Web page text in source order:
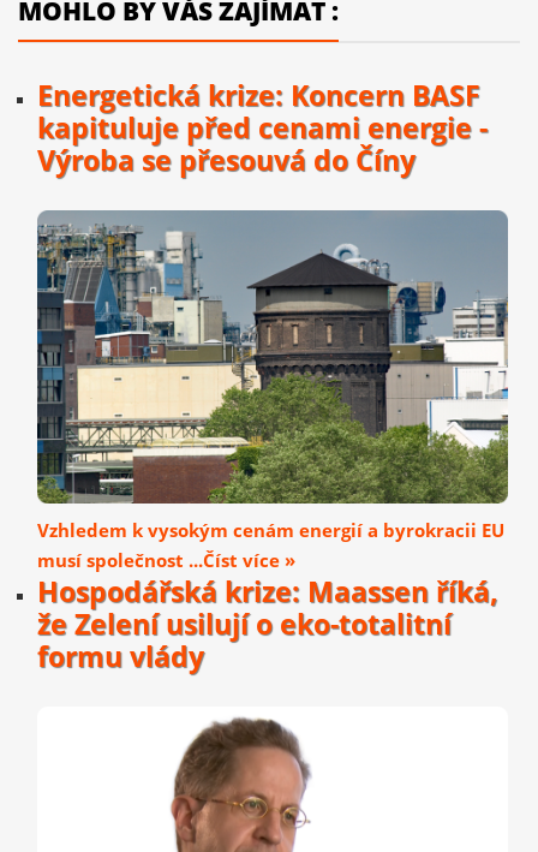
MOHLO BY VÁS ZAJÍMAT :
Energetická krize: Koncern BASF
kapituluje před cenami energie -
Výroba se přesouvá do Číny
Vzhledem k vysokým cenám energií a byrokracii EU
musí společnost ...Číst více »
Hospodářská krize: Maassen říká,
že Zelení usilují o eko-totalitní
formu vlády